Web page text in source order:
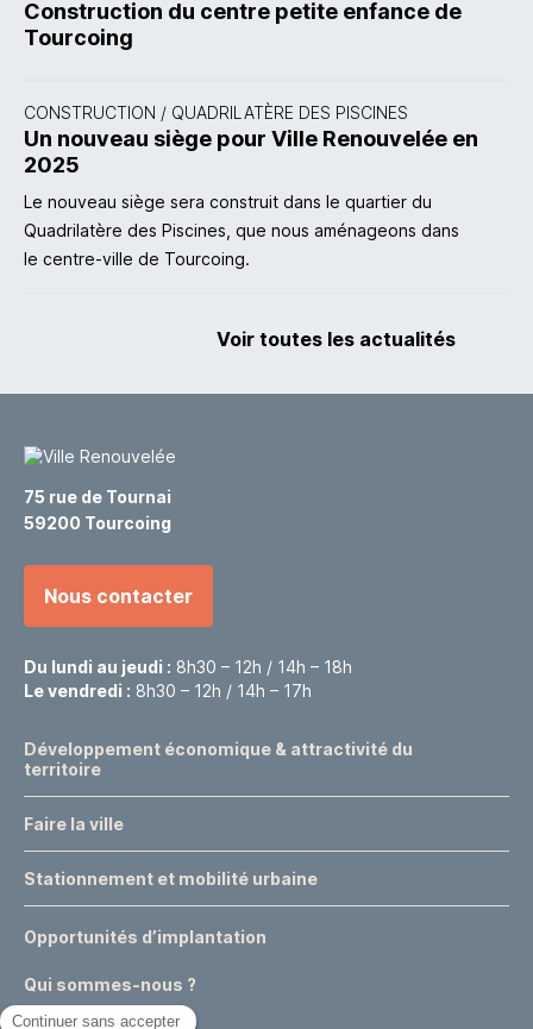
Construction du centre petite enfance de
Tourcoing
CONSTRUCTION / QUADRILATÈRE DES PISCINES
Un nouveau siège pour Ville Renouvelée en
2025
Le nouveau siège sera construit dans le quartier du
Quadrilatère des Piscines, que nous aménageons dans
le centre-ville de Tourcoing.
Voir toutes les actualités
75 rue de Tournai
59200 Tourcoing
Nous contacter
Du lundi au jeudi : 8h30 – 12h / 14h – 18h
Le vendredi : 8h30 – 12h / 14h – 17h
Développement économique & attractivité du
territoire
Faire la ville
Stationnement et mobilité urbaine
Opportunités d’implantation
Qui sommes-nous ?